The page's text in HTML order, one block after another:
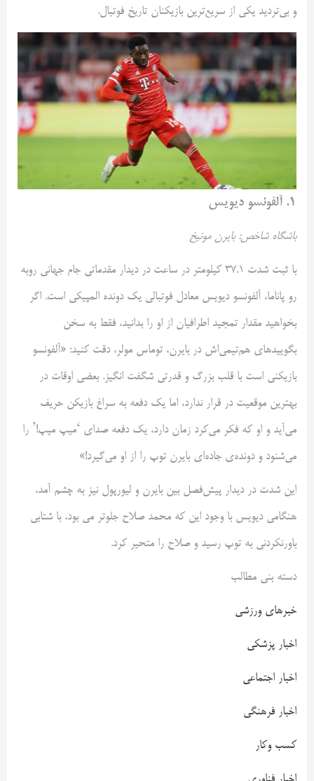
و بی‌تردید یکی از سریع‌ترین بازیکنان تاریخ فوتبال.
۱. آلفونسو دیویس
باشگاه شاخص: بایرن مونیخ
با ثبت شدت ۳۷.۱ کیلومتر در ساعت در دیدار مقدماتی جام جهانی روبه
رو پاناما، آلفونسو دیویس معادل فوتبالی یک دونده المپیکی است. اگر
بخواهید مقدار تمجید اطرافیان از او را بدانید، فقط به سخن
بگویید‌های هم‌تیمی‌اش در بایرن، توماس مولر، دقت کنید: «آلفونسو
بازیکنی است با قلب بزرگ و قدرتی شگفت انگیز. بعضی اوقات در
بهترین موقعیت در قرار ندارد، اما یک دفعه به سراغ بازیکن حریف
می‌آید و او که فکر می‌کرد زمان دارد، یک دفعه صدای ‘میپ میپ!’ را
می‌شنود و دونده‌ی جاده‌ای بایرن توپ را از او می‌گیرد!»
این شدت در دیدار پیش‌فصل بین بایرن و لیورپول نیز به چشم آمد،
هنگامی دیویس با وجود این که محمد صلاح جلوتر می بود، با شتابی
باورنکردنی به توپ رسید و صلاح را متحیر کرد.
دسته بنی مطالب
خبرهای ورزشی
اخبار پزشکی
اخبار اجتماعی
اخبار فرهنگی
کسب وکار